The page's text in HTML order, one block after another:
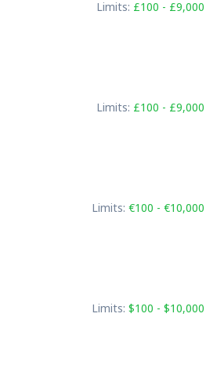
Limits: £100 - £9,000
Limits: £100 - £9,000
Limits: €100 - €10,000
Limits: $100 - $10,000